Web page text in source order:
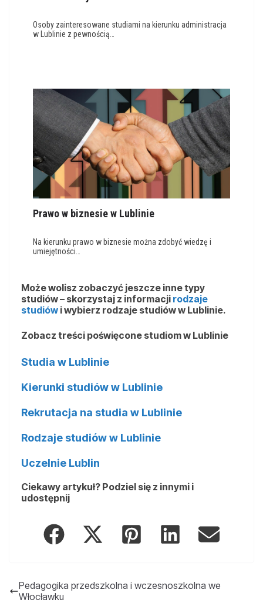
Osoby zainteresowane studiami na kierunku administracja
w Lublinie z pewnością…
Prawo w biznesie w Lublinie
Na kierunku prawo w biznesie można zdobyć wiedzę i
umiejętności…
Może wolisz zobaczyć jeszcze inne typy
studiów – skorzystaj z informacji rodzaje
studiów i wybierz rodzaje studiów w Lublinie.
Zobacz treści poświęcone studiom w Lublinie
Studia w Lublinie
Kierunki studiów w Lublinie
Rekrutacja na studia w Lublinie
Rodzaje studiów w Lublinie
Uczelnie Lublin
Ciekawy artykuł? Podziel się z innymi i
udostępnij
Pedagogika przedszkolna i wczesnoszkolna we
Włocławku